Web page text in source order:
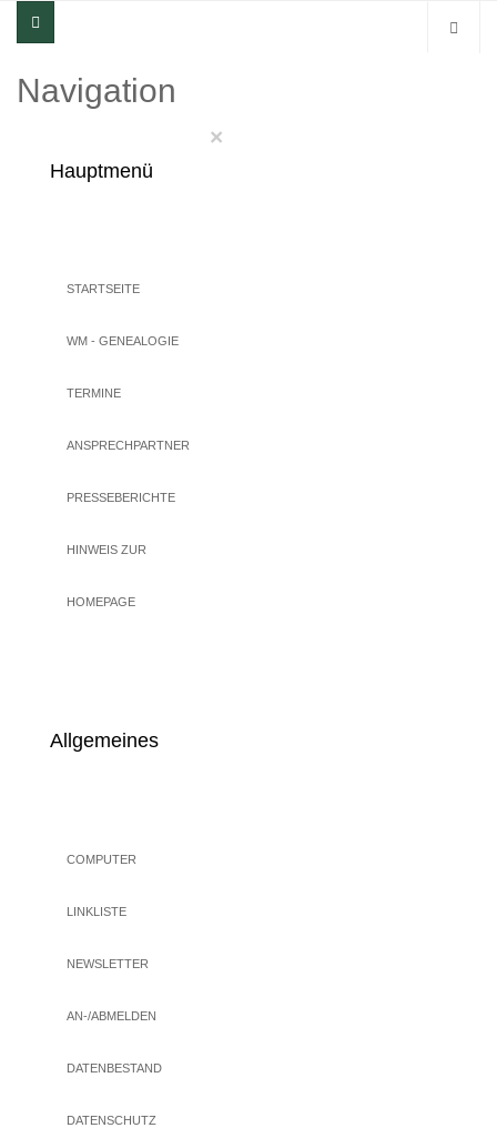
Navigation
×
Hauptmenü
STARTSEITE
WM - GENEALOGIE
TERMINE
ANSPRECHPARTNER
PRESSEBERICHTE
HINWEIS ZUR
HOMEPAGE
Allgemeines
COMPUTER
LINKLISTE
NEWSLETTER
AN-/ABMELDEN
DATENBESTAND
DATENSCHUTZ